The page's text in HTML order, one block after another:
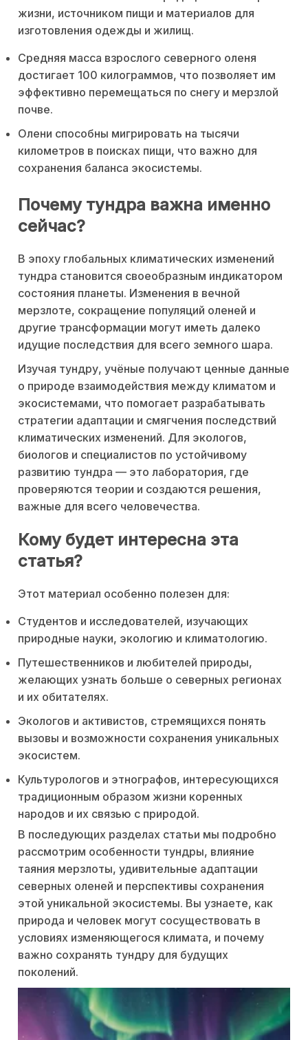
жизни, источником пищи и материалов для
изготовления одежды и жилищ.
Средняя масса взрослого северного оленя
достигает 100 килограммов, что позволяет им
эффективно перемещаться по снегу и мерзлой
почве.
Олени способны мигрировать на тысячи
километров в поисках пищи, что важно для
сохранения баланса экосистемы.
Почему тундра важна именно
сейчас?
В эпоху глобальных климатических изменений
тундра становится своеобразным индикатором
состояния планеты. Изменения в вечной
мерзлоте, сокращение популяций оленей и
другие трансформации могут иметь далеко
идущие последствия для всего земного шара.
Изучая тундру, учёные получают ценные данные
о природе взаимодействия между климатом и
экосистемами, что помогает разрабатывать
стратегии адаптации и смягчения последствий
климатических изменений. Для экологов,
биологов и специалистов по устойчивому
развитию тундра — это лаборатория, где
проверяются теории и создаются решения,
важные для всего человечества.
Кому будет интересна эта
статья?
Этот материал особенно полезен для:
Студентов и исследователей, изучающих
природные науки, экологию и климатологию.
Путешественников и любителей природы,
желающих узнать больше о северных регионах
и их обитателях.
Экологов и активистов, стремящихся понять
вызовы и возможности сохранения уникальных
экосистем.
Культурологов и этнографов, интересующихся
традиционным образом жизни коренных
народов и их связью с природой.
В последующих разделах статьи мы подробно
рассмотрим особенности тундры, влияние
таяния мерзлоты, удивительные адаптации
северных оленей и перспективы сохранения
этой уникальной экосистемы. Вы узнаете, как
природа и человек могут сосуществовать в
условиях изменяющегося климата, и почему
важно сохранять тундру для будущих
поколений.